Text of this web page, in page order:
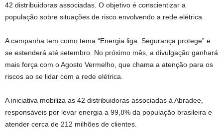
42 distribuidoras associadas. O objetivo é conscientizar a
população sobre situações de risco envolvendo a rede elétrica.
A campanha tem como tema “Energia liga. Segurança protege” e
se estenderá até setembro. No próximo mês, a divulgação ganhará
mais força com o Agosto Vermelho, que chama a atenção para os
riscos ao se lidar com a rede elétrica.
A iniciativa mobiliza as 42 distribuidoras associadas à Abradee,
responsáveis por levar energia a 99,8% da população brasileira e
atender cerca de 212 milhões de clientes.